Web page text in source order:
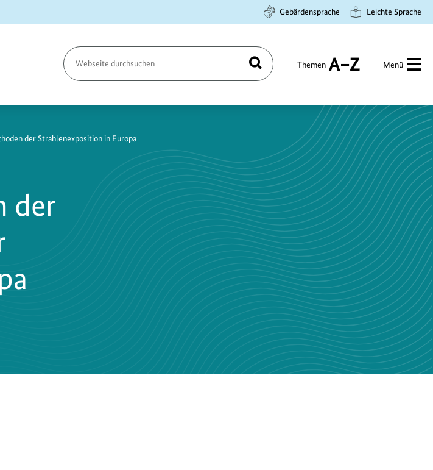
Gebärdensprache Leichte Sprache
Seite
durchsuchen
Suchen Themen
A
Menü
der Strahlenexposition in Europa
der